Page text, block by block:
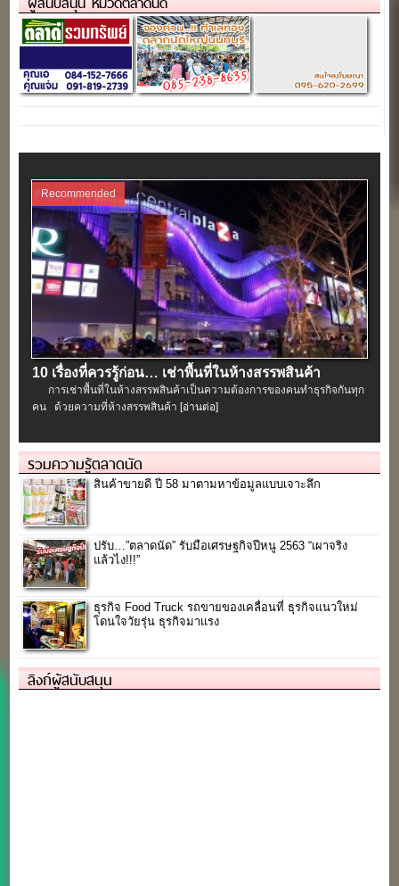
Recommended
10 เรื่องที่ควรรู้ก่อน… เช่าพื้นที่ในห้างสรรพสินค้า
การเช่าพื้นที่ในห้างสรรพสินค้าเป็นความต้องการของคนทำธุรกิจกันทุก
คน ด้วยความที่ห้างสรรพสินค้า [อ่านต่อ]
รวมความรู้ตลาดนัด
สินค้าขายดี ปี 58 มาตามหาข้อมูลแบบเจาะลึก
ปรับ…”ตลาดนัด” รับมือเศรษฐกิจปีหนู 2563 “เผาจริง
แล้วไง!!!”
ธุรกิจ Food Truck รถขายของเคลื่อนที่ ธุรกิจแนวใหม่
โดนใจวัยรุ่น ธุรกิจมาแรง
ลิงก์ผู้สนับสนุน